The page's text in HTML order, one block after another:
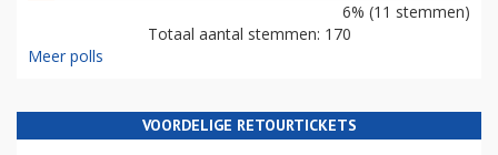
6% (11 stemmen)
Totaal aantal stemmen: 170
Meer polls
VOORDELIGE RETOURTICKETS